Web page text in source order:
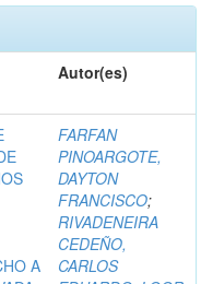
Autor(es)
A
FARFAN
PINOARGOTE,
DAYTON
FRANCISCO;
RIVADENEIRA
CEDEÑO,
CARLOS